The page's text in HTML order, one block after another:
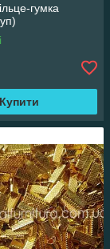
гумка
Купити